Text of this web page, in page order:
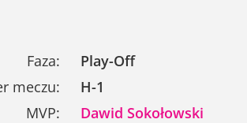
Faza:
Play-Off
meczu:
H-1
MVP:
Dawid Sokołowski